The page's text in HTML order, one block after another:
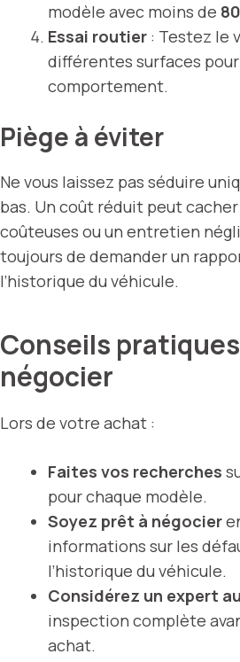
modèle avec moins de
Essai routier : Testez le
différentes surfaces
comportement.
Piège à éviter
Ne vous laissez pas séduire
bas. Un coût réduit peut
coûteuses ou un entretien
toujours de demander un
l’historique du véhicule.
Conseils
négocier
Lors de votre achat :
Faites vos recherches
pour chaque modèle.
Soyez prêt à négocier
informations sur les
l’historique du véhicule.
Considérez un expert
inspection complète
achat.